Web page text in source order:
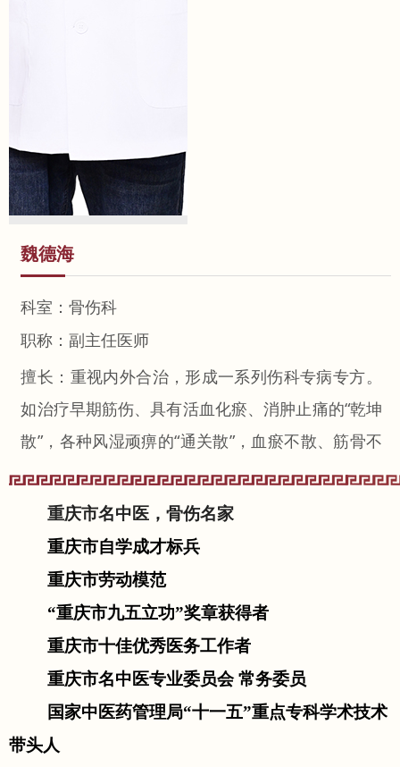
魏德海
科室：骨伤科
职称：副主任医师
擅长：重视内外合治，形成一系列伤科专病专方。
如治疗早期筋伤、具有活血化瘀、消肿止痛的“乾坤
散”，各种风湿顽痹的“通关散”，血瘀不散、筋骨不
续的“活血散”，治疗热痹、损伤化热的“岐黄散”，专
用于骨折整复后外敷患处，具有消肿止痛、防腐护
肤作用的“银珠粉”。
重庆市名中医，骨伤名家
重庆市自学成才标兵
重庆市劳动模范
“重庆市九五立功”奖章获得者
重庆市十佳优秀医务工作者
重庆市名中医专业委员会 常务委员
国家中医药管理局“十一五”重点专科学术技术
带头人